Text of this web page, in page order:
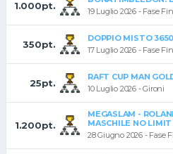
1.000pt.
19 Luglio 2026 - Fase
350pt.
DOPPIO MISTO 3650
17 Luglio 2026 - Fase
25pt.
RAFT CUP MAN
10 Luglio 2026 - Gironi
1.200pt.
MEGASLAM -
MASCHILE NO LIMIT
28 Giugno 2026 - Fase